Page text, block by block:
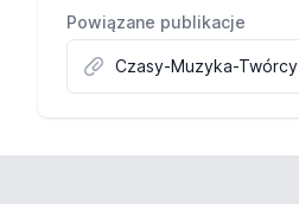
Powiązane publikacje
Czasy-Muzyka-Twórcy